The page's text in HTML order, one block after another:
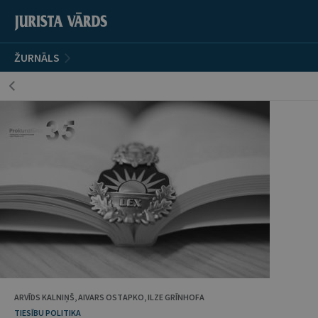
ŽURNĀLS
ARVĪDS KALNIŅŠ, AIVARS OSTAPKO, ILZE GRĪNHOFA
TIESĪBU POLITIKA